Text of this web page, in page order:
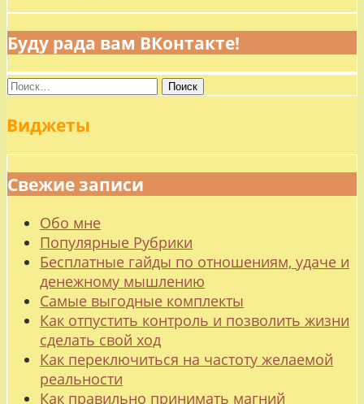
Буду рада вам ВКонтакте!
Найти:
Виджеты
Свежие записи
Обо мне
Популярные Рубрики
Бесплатные гайды по отношениям, удаче и
денежному мышлению
Самые выгодные комплекты
Как отпустить контроль и позволить жизни
сделать свой ход
Как переключиться на частоту желаемой
реальности
Как правильно принимать магний